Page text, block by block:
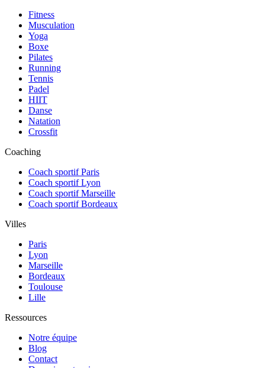
Fitness
Musculation
Yoga
Boxe
Pilates
Running
Tennis
Padel
HIIT
Danse
Natation
Crossfit
Coaching
Coach sportif Paris
Coach sportif Lyon
Coach sportif Marseille
Coach sportif Bordeaux
Villes
Paris
Lyon
Marseille
Bordeaux
Toulouse
Lille
Ressources
Notre équipe
Blog
Contact